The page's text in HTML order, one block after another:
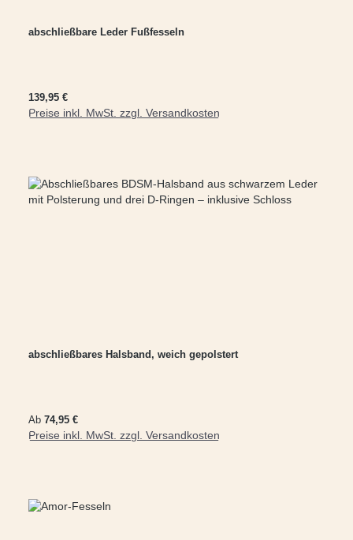
abschließbare Leder Fußfesseln
Regulärer Preis:
139,95 €
Preise inkl. MwSt. zzgl. Versandkosten
In den Warenkorb
abschließbares Halsband, weich gepolstert
Regulärer Preis:
Ab 74,95 €
Preise inkl. MwSt. zzgl. Versandkosten